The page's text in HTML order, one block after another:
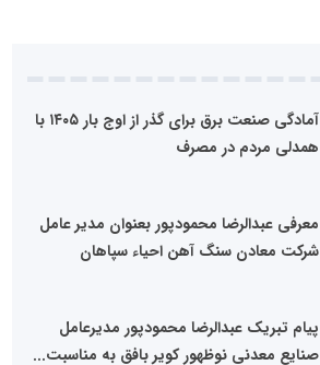
آمادگی صنعت برق برای گذر از اوج بار ۱۴۰۵ با
همدلی مردم در مصرف
معرفی عبدالرضا محمودپور بعنوان مدیر عامل
شرکت معادن سنگ آهن احیاء سپاهان
پیام تبریک عبدالرضا محمودپور مدیرعامل
صنایع معدنی نوظهور کویر بافق به مناسبت...